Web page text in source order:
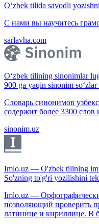
O‘zbek tilida savodli
С нами вы научитесь
sarlavha.com
O‘zbek tilining sinonimlar
900 ga yaqin sinonim
Словарь синонимов
содержит более 3300
sinonim.uz
Imlo.uz — O'zbek tilining
So'zning to'g'ri yozilishini
Imlo.uz —
позволяющий проверить
латинице и кириллице. В